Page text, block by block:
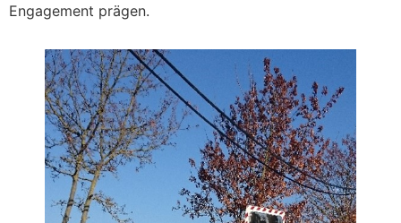
Engagement prägen.